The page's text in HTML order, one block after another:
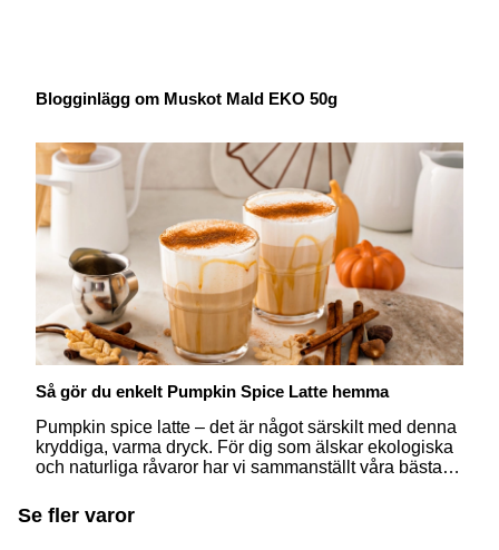
Blogginlägg om Muskot Mald EKO 50g
Så gör du enkelt Pumpkin Spice Latte hemma
Pumpkin spice latte – det är något särskilt med denna
kryddiga, varma dryck. För dig som älskar ekologiska
och naturliga råvaror har vi sammanställt våra bästa
i ett fåtal steg. Men först, låt oss djupdyka och läsa mer
om denna läckra kryddblandning.
Se fler varor